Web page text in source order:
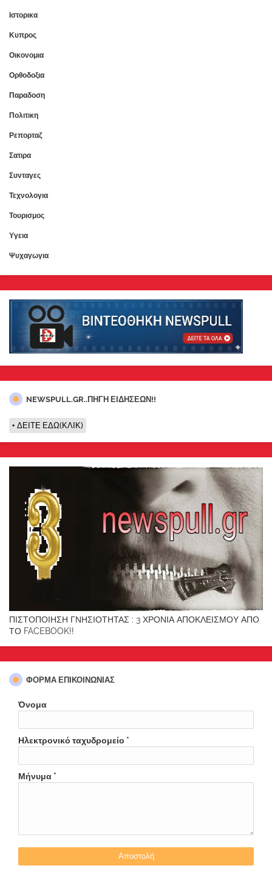
Ιστορικα
Κυπρος
Οικονομια
Ορθοδοξια
Παραδοση
Πολιτικη
Ρεπορταζ
Σατιρα
Συνταγες
Τεχνολογια
Τουρισμος
Υγεια
Ψυχαγωγια
NEWSPULL.GR..ΠΗΓΗ ΕΙΔΗΣΕΩΝ!!
ΔΕΙΤΕ ΕΔΩ(ΚΛΙΚ)
ΠΙΣΤΟΠΟΙΗΣΗ ΓΝΗΣΙΟΤΗΤΑΣ : 3 ΧΡΟΝΙΑ ΑΠΟΚΛΕΙΣΜΟΥ ΑΠΟ
ΤΟ FACEBOOK!!
ΦΌΡΜΑ ΕΠΙΚΟΙΝΩΝΊΑΣ
Όνομα
Ηλεκτρονικό ταχυδρομείο *
Μήνυμα *